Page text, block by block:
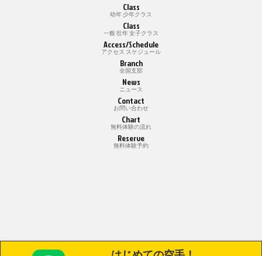
Class
幼年 少年クラス
Class
一般 壮年 女子クラス
Access/Schedule
アクセス スケジュール
Branch
全国支部
News
ニュース
Contact
お問い合わせ
Chart
無料体験の流れ
Reserve
無料体験予約